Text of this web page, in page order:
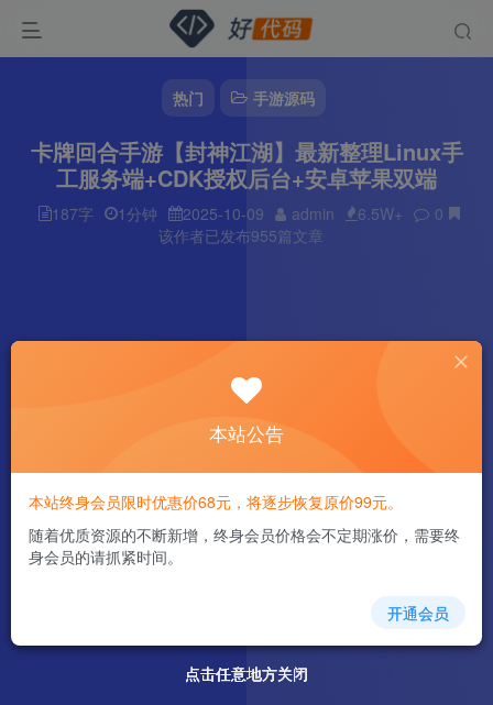
热门 手游源码
卡牌回合手游【封神江湖】最新整理Linux手
工服务端+CDK授权后台+安卓苹果双端
187字 1分钟 2025-10-09 admin 6.5W+
0
该作者已发布955篇文章
点击任意地方关闭
点击任意地方关闭
点击任意地方关闭
点击任意地方关闭
本站公告
本站终身会员限时优惠价68元，将逐步恢复原价99元。
随着优质资源的不断新增，终身会员价格会不定期涨价，需要终
身会员的请抓紧时间。
开通会员